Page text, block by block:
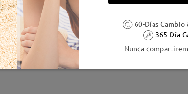
60-Días Cambio
365-Día
Nunca